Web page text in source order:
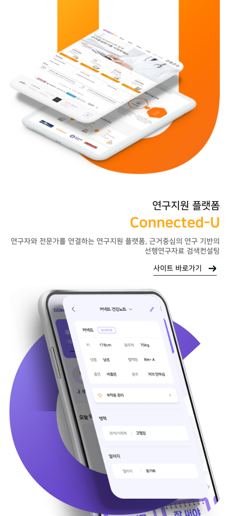
연구지원플랫폼
Connected-U
연구자와 전문가를 연결하는 연구지원 플랫폼,근거중심의 연구 기반의
선행연구자료 검색컨설팅
사이트 바로가기